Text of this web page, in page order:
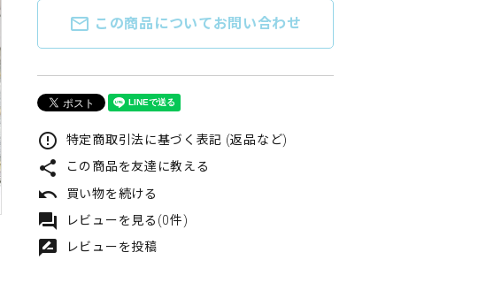
mail_outline この商品についてお問い合わせ
error_outline 特定商取引法に基づく表記 (返品など)
share この商品を友達に教える
undo 買い物を続ける
forum レビューを見る(0件)
rate_review レビューを投稿